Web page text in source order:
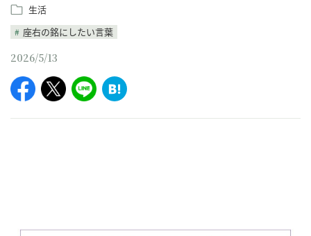
生活
座右の銘にしたい言葉
2026/5/13